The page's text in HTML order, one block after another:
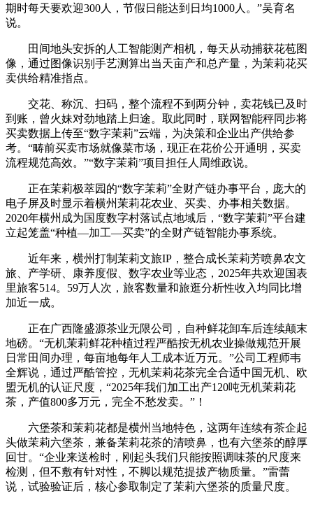
期时每天要欢迎300人，节假日能达到日均1000人。”吴育名
说。
田间地头安拆的人工智能测产相机，每天从动捕获花苞图
像，通过图像识别手艺测算出当天亩产和总产量，为茉莉花买
卖供给精准指点。
交花、称沉、扫码，整个流程不到两分钟，卖花钱已及时
到账，曾火妹对劲地踏上归途。取此同时，联网智能秤同步将
买卖数据上传至“数字茉莉”云端，为决策和企业出产供给参
考。“畴前买卖市场就像菜市场，现正在花价公开通明，买卖
流程规范高效。”“数字茉莉”项目担任人周维政说。
正在茉莉极萃园的“数字茉莉”全财产链办事平台，庞大的
电子屏及时显示着横州茉莉花农业、买卖、办事相关数据。
2020年横州成为国度数字村落试点地域后，“数字茉莉”平台建
立起笼盖“种植—加工—买卖”的全财产链智能办事系统。
近年来，横州打制茉莉文旅IP，整合成长茉莉芳喷鼻农文
旅、产学研、康养度假、数字农业等业态，2025年共欢迎国表
里旅客514。59万人次，旅客数量和旅逛分析性收入均同比增
加近一成。
正在广西隆盛源茶业无限公司，自种鲜花卸车后连续颠末
地磅。“无机茉莉鲜花种植过程严酷按无机农业操做规范开展
日常田间办理，每亩地每年人工成本近万元。”公司工程师韦
全辉说，通过严酷管控，无机茉莉花茶完全合适中国无机、欧
盟无机的认证尺度，“2025年我们加工出产120吨无机茉莉花
茶，产值800多万元，完全不愁发卖。”！
六堡茶和茉莉花都是横州当地特色，这两年连续有茶企起
头做茉莉六堡茶，兼备茉莉花茶的清喷鼻，也有六堡茶的醇厚
回甘。“企业来送检时，刚起头我们只能按照调味茶的尺度来
检测，但不敷有针对性，不脚以规范提拔产物质量。”雷蕾
说，试验验证后，核心参取制定了茉莉六堡茶的质量尺度。